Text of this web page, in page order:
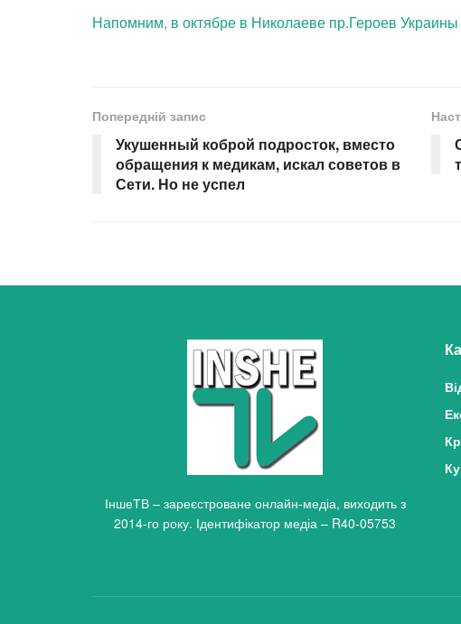
Напомним, в октябре в Николаеве пр.Героев
Попередній запис
Укушенный коброй подросток, вместо
обращения к медикам, искал советов в
Сети. Но не успел
ІншеТВ – зареєстроване онлайн-медіа, виходить з
2014-го року. Ідентифікатор медіа – R40-05753